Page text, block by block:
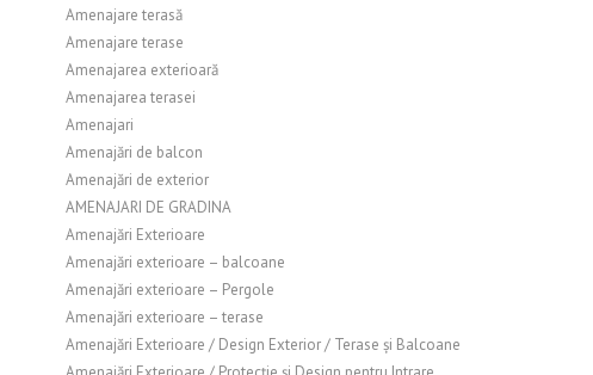
Amenajare terasă
Amenajare terase
Amenajarea exterioară
Amenajarea terasei
Amenajari
Amenajări de balcon
Amenajări de exterior
AMENAJARI DE GRADINA
Amenajări Exterioare
Amenajări exterioare – balcoane
Amenajări exterioare – Pergole
Amenajări exterioare – terase
Amenajări Exterioare / Design Exterior / Terase și Balcoane